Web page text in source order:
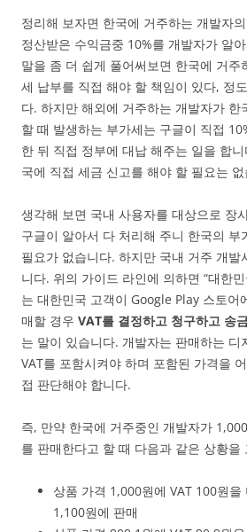
정리해 보자면 한국에 거주하는 개발자
정산받은 수익금중 10%를 개발자가 알
말을 좀 더 쉽게 풀어써보면 한국에 거주
세 납부를 직접 해야 할 책임이 있다, 정
다. 하지만 해외에 거주하는 개발자가 한
할 때 발생하는 부가세는 구글이 직접
한 뒤 직접 정부에 대납 해주는 일을 합
국에 직접 세금 신고를 해야 할 필요는
생각해 보면 국내 사용자를 대상으로 장
구글이 알아서 다 처리해 주니 한국의 부
필요가 없습니다. 하지만 국내 거주 개발
니다. 위의 가이드 라인에 의하면 “대한
는 대한민국 고객이 Google Play 스토어
매할 경우 VAT를 결정하고 청구하고 송
는 말이 있습니다. 개발자는 판매하는 디
VAT를 포함시켜야 하며 포함된 가격을
접 판단해야 합니다.
즉, 만약 한국에 거주중인 개발자가
를 판매한다고 할 때 다음과 같은 상황을
상품 가격 1,000원에 VAT 100원을
1,100원에 판매